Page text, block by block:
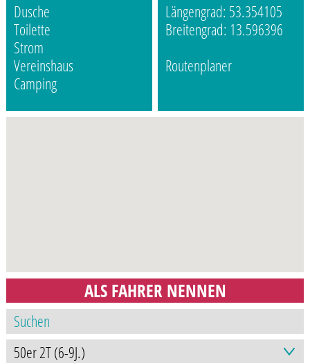
Dusche
Toilette
Strom
Vereinshaus
Camping
Längengrad: 53.354105
Breitengrad: 13.596396
Routenplaner
ALS FAHRER NENNEN